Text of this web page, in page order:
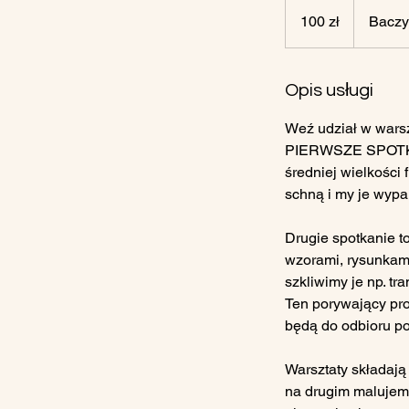
polskich
100 zł
Opis usługi
Weź udział w
PIERWSZE
średniej wielkości
schną i my je
Drugie spotkanie
wzorami,
szkliwimy je np.
Ten porywający
będą do odbioru
Warsztaty
na drugim